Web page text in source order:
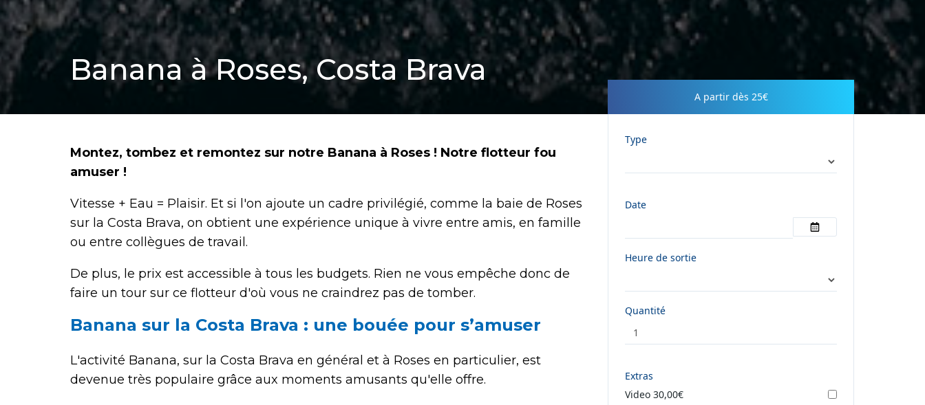
Banana à Roses, Costa Brava
Montez, tombez et remontez sur notre Banana à Roses ! Notre flotteur fou
amuser !
Vitesse + Eau = Plaisir. Et si l'on ajoute un cadre privilégié, comme la baie de Roses
sur la Costa Brava, on obtient une expérience unique à vivre entre amis, en famille
ou entre collègues de travail.
De plus, le prix est accessible à tous les budgets. Rien ne vous empêche donc de
faire un tour sur ce flotteur d'où vous ne craindrez pas de tomber.
Banana sur la Costa Brava : une bouée pour s’amuser
L'activité Banana, sur la Costa Brava en général et à Roses en particulier, est
devenue très populaire grâce aux moments amusants qu'elle offre.
A partir dès 25€
Type
Date
Toggle
Heure de sortie
Quantité
Extras
Video 30,00€